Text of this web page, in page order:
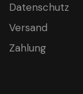
Datenschutz
Versand
Zahlung